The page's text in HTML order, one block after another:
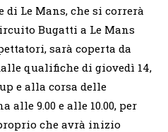
di Le Mans, che si correrà
Bugatti a Le Mans
sarà coperta da
qualifiche di giovedì 14,
e alla corsa delle
alle 9.00 e alle 10.00, per
che avrà inizio